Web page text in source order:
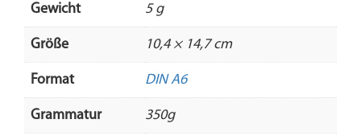
Gewicht 5 g
Größe 10,4 × 14,7 cm
Format DIN A6
Grammatur 350g